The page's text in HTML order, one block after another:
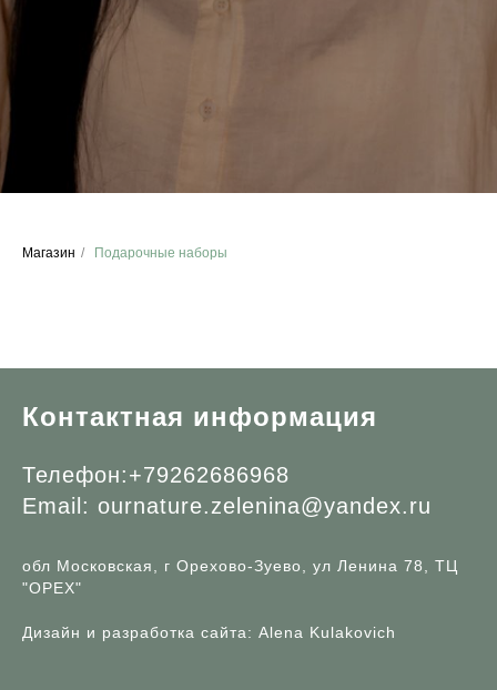
Магазин / Подарочные наборы
Контактная информация
Телефон:+79262686968
Email: ournature.zelenina@yandex.ru
обл Московская, г Орехово-Зуево, ул Ленина 78, ТЦ
"ОРЕХ"
Дизайн и разработка сайта: Alena Kulakovich